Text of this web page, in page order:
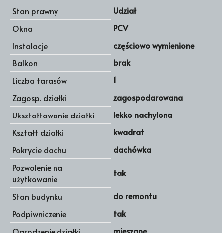
Stan prawny
Udział
Okna
PCV
Instalacje
częściowo wymienione
Balkon
brak
Liczba tarasów
1
Zagosp. działki
zagospodarowana
Ukształtowanie działki
lekko nachylona
Kształt działki
kwadrat
Pokrycie dachu
dachówka
Pozwolenie na
użytkowanie
tak
Stan budynku
do remontu
Podpiwniczenie
tak
mieszane